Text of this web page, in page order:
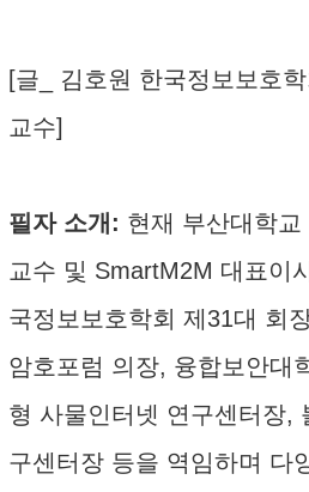
[글_ 김호원 한국정보보호
교수]
필자 소개: 현재 부산대학
교수 및 SmartM2M 대표이
국정보보호학회 제31대 회
암호포럼 의장, 융합보안대
형 사물인터넷 연구센터장,
구센터장 등을 역임하며 다